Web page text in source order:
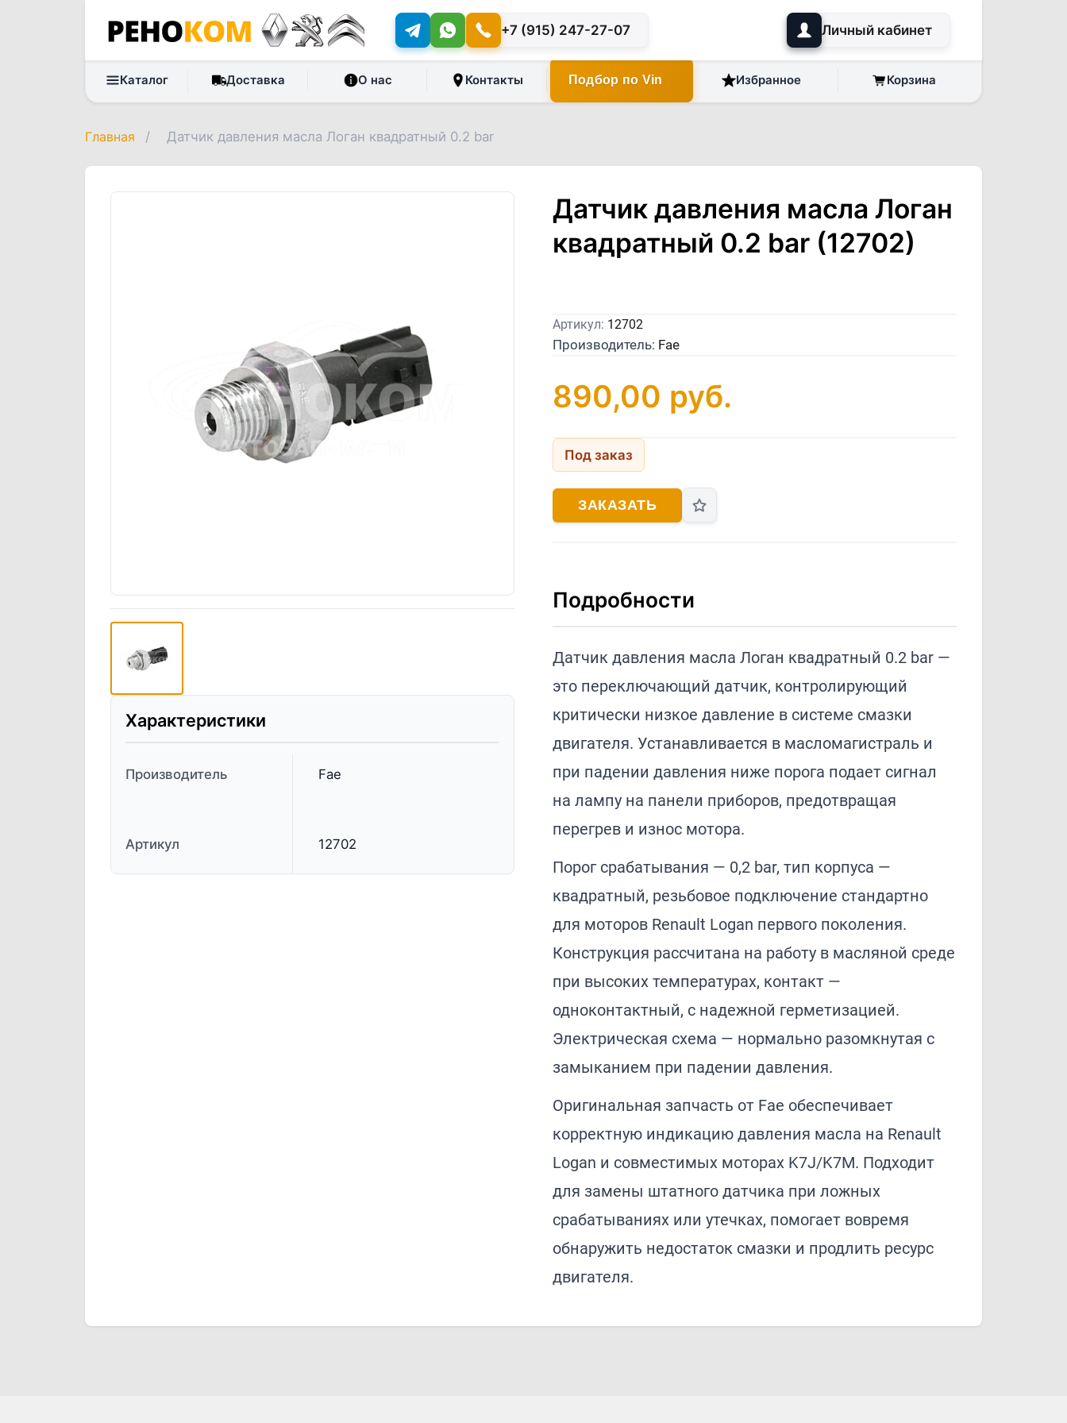
+7 (915) 247-27-07 Личный кабинет
Каталог Доставка О нас Контакты Подбор по Vin Избранное Корзина
Главная / Датчик давления масла Логан квадратный 0.2 bar
Характеристики
Производитель Fae
Артикул 12702
Датчик давления масла Логан
квадратный 0.2 bar (12702)
Артикул: 12702
Производитель: Fae
890,00 руб.
Под заказ
ЗАКАЗАТЬ
Подробности
Датчик давления масла Логан квадратный 0.2 bar —
это переключающий датчик, контролирующий
критически низкое давление в системе смазки
двигателя. Устанавливается в масло­магистраль и
при падении давления ниже порога подает сигнал
на лампу на панели приборов, предотвращая
перегрев и износ мотора.
Порог срабатывания — 0,2 bar, тип корпуса —
квадратный, резьбовое подключение стандартно
для моторов Renault Logan первого поколения.
Конструкция рассчитана на работу в масляной среде
при высоких температурах, контакт —
одноконтактный, с надежной герметизацией.
Электрическая схема — нормально разомкнутая с
замыканием при падении давления.
Оригинальная запчасть от Fae обеспечивает
корректную индикацию давления масла на Renault
Logan и совместимых моторах K7J/K7M. Подходит
для замены штатного датчика при ложных
срабатываниях или утечках, помогает вовремя
обнаружить недостаток смазки и продлить ресурс
двигателя.